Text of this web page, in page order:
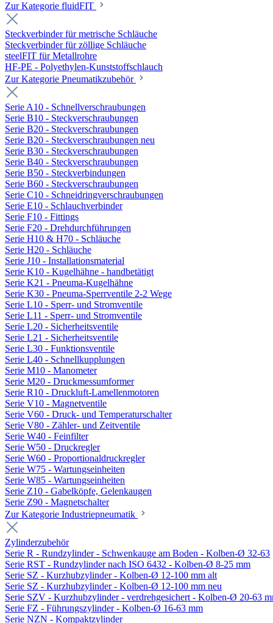
Zur Kategorie fluidFIT
Steckverbinder für metrische Schläuche
Steckverbinder für zöllige Schläuche
steelFIT für Metallrohre
HF-PE - Polyethylen-Kunststoffschlauch
Zur Kategorie Pneumatikzubehör
Serie A10 - Schnellverschraubungen
Serie B10 - Steckverschraubungen
Serie B20 - Steckverschraubungen
Serie B20 - Steckverschraubungen neu
Serie B30 - Steckverschraubungen
Serie B40 - Steckverschraubungen
Serie B50 - Steckverbindungen
Serie B60 - Steckverschraubungen
Serie C10 - Schneidringverschraubungen
Serie E10 - Schlauchverbinder
Serie F10 - Fittings
Serie F20 - Drehdurchführungen
Serie H10 & H70 - Schläuche
Serie H20 - Schläuche
Serie J10 - Installationsmaterial
Serie K10 - Kugelhähne - handbetätigt
Serie K21 - Pneuma-Kugelhähne
Serie K30 - Pneuma-Sperrventile 2-2 Wege
Serie L10 - Sperr- und Stromventile
Serie L11 - Sperr- und Stromventile
Serie L20 - Sicherheitsventile
Serie L21 - Sicherheitsventile
Serie L30 - Funktionsventile
Serie L40 - Schnellkupplungen
Serie M10 - Manometer
Serie M20 - Druckmessumformer
Serie R10 - Druckluft-Lamellenmotoren
Serie V10 - Magnetventile
Serie V60 - Druck- und Temperaturschalter
Serie V80 - Zähler- und Zeitventile
Serie W40 - Feinfilter
Serie W50 - Druckregler
Serie W60 - Proportionaldruckregler
Serie W75 - Wartungseinheiten
Serie W85 - Wartungseinheiten
Serie Z10 - Gabelköpfe, Gelenkaugen
Serie Z90 - Magnetschalter
Zur Kategorie Industriepneumatik
Zylinderzubehör
Serie R - Rundzylinder - Schwenkauge am Boden - Kolben-Ø 32-63
Serie RST - Rundzylinder nach ISO 6432 - Kolben-Ø 8-25 mm
Serie SZ - Kurzhubzylinder - Kolben-Ø 12-100 mm alt
Serie SZ - Kurzhubzylinder - Kolben-Ø 12-100 mm neu
Serie SZV - Kurzhubzylinder - verdrehgesichert - Kolben-Ø 20-63
Serie FZ - Führungszylinder - Kolben-Ø 16-63 mm
Serie NZN - Kompaktzylinder